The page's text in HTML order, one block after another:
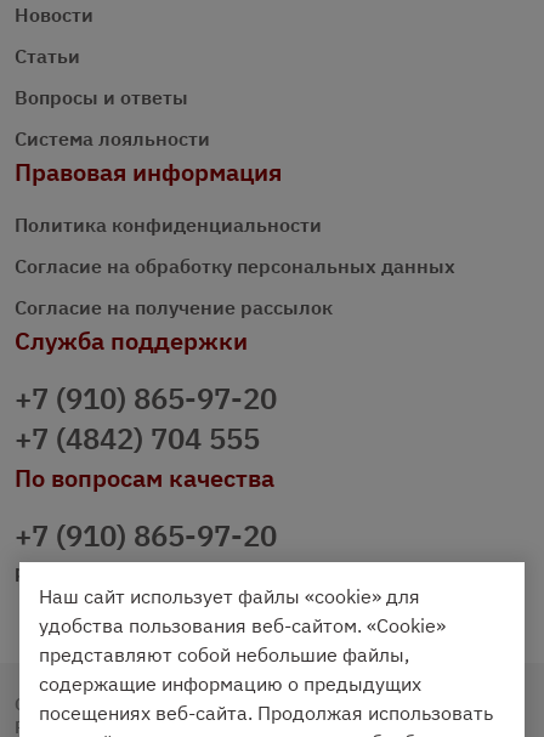
Новости
Статьи
Вопросы и ответы
Система лояльности
Правовая информация
Политика конфиденциальности
Согласие на обработку персональных данных
Согласие на получение рассылок
Служба поддержки
+7 (910) 865-97-20
+7 (4842) 704 555
По вопросам качества
+7 (910) 865-97-20
prazdnichniy40@palmi.ru
Copyright © 2020 - 2026. Праздничный Стол.
Разработка и продвижение - Vegas Studio
Наш сайт использует файлы «cookie» для
удобства пользования веб-сайтом. «Cookie»
представляют собой небольшие файлы,
содержащие информацию о предыдущих
посещениях веб-сайта. Продолжая использовать